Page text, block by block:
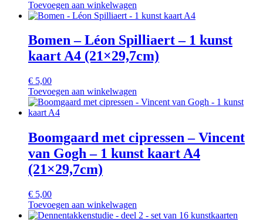
Toevoegen aan winkelwagen
Bomen – Léon Spilliaert – 1 kunst
kaart A4 (21×29,7cm)
€ 5,00
Toevoegen aan winkelwagen
Boomgaard met cipressen – Vincent
van Gogh – 1 kunst kaart A4
(21×29,7cm)
€ 5,00
Toevoegen aan winkelwagen